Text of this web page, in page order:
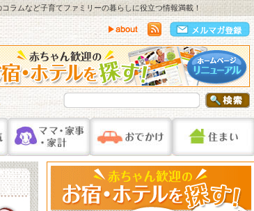
ラムなど子育てファミリーの暮らしに役立つ情報満載！